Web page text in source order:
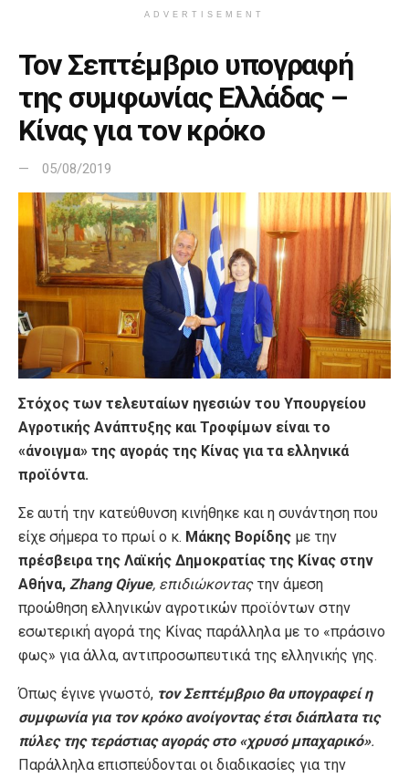
ADVERTISEMENT
Τον Σεπτέμβριο υπογραφή
της συμφωνίας Ελλάδας –
Κίνας για τον κρόκο
05/08/2019
Στόχος των τελευταίων ηγεσιών του Υπουργείου
Αγροτικής Ανάπτυξης και Τροφίμων είναι το
«άνοιγμα» της αγοράς της Κίνας για τα ελληνικά
προϊόντα.
Σε αυτή την κατεύθυνση κινήθηκε και η συνάντηση που
είχε σήμερα το πρωί ο κ. Μάκης Βορίδης με την
πρέσβειρα της Λαϊκής Δημοκρατίας της Κίνας στην
Αθήνα, Zhang Qiyue, επιδιώκοντας την άμεση
προώθηση ελληνικών αγροτικών προϊόντων στην
εσωτερική αγορά της Κίνας παράλληλα με το «πράσινο
φως» για άλλα, αντιπροσωπευτικά της ελληνικής γης.
Όπως έγινε γνωστό, τον Σεπτέμβριο θα υπογραφεί η
συμφωνία για τον κρόκο ανοίγοντας έτσι διάπλατα τις
πύλες της τεράστιας αγοράς στο «χρυσό μπαχαρικό».
Παράλληλα επισπεύδονται οι διαδικασίες για την